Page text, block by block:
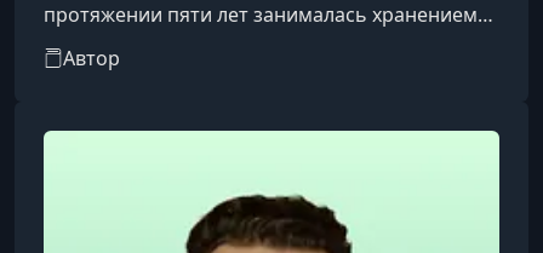
протяжении пяти лет занималась хранением
фонда «Живопись и графика Дальнего
Востока» в Государственном Музее Востока.В
искусства Японии и Китая в Высшей школе
педагогическом университете. Часто
выступает в роли приглашенного эксперта на
Автор